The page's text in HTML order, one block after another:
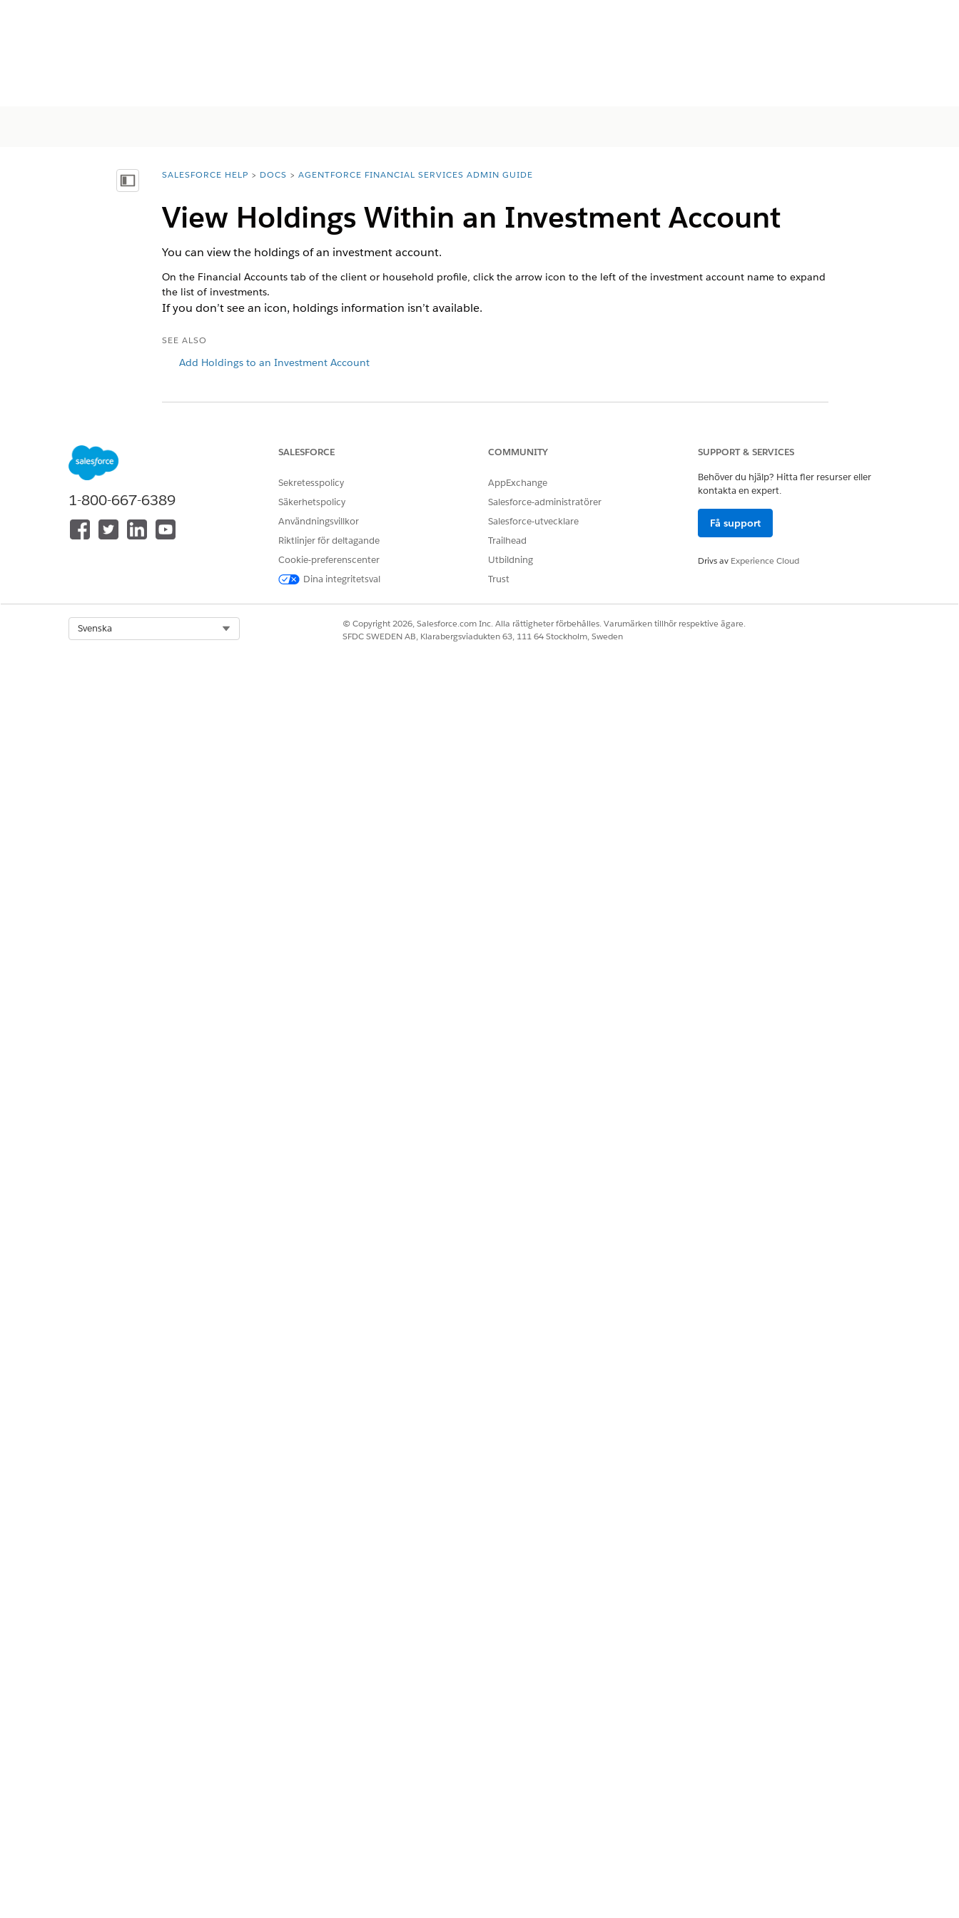
Visa innehållsförteckning
You are here:
SALESFORCE HELP DOCS AGENTFORCE FINANCIAL SERVICES ADMIN GUIDE
View Holdings Within an Investment Account
You can view the holdings of an investment account.
On the Financial Accounts tab of the client or household profile, click the arrow icon to the left of the investment account name to expand
the list of investments.
If you don’t see an icon, holdings information isn’t available.
SEE ALSO
Add Holdings to an Investment Account
1-800-667-6389
SALESFORCE
Sekretesspolicy
Säkerhetspolicy
Användningsvillkor
Riktlinjer för deltagande
Cookie-preferenscenter
Dina integritetsval
COMMUNITY
AppExchange
Salesforce-administratörer
Salesforce-utvecklare
Trailhead
Utbildning
Trust
SUPPORT & SERVICES
Behöver du hjälp? Hitta fler resurser eller
kontakta en expert.
Få support
Drivs av Experience Cloud
Svenska
© Copyright 2026, Salesforce.com Inc. Alla rättigheter förbehålles. Varumärken tillhör respektive ägare.
SFDC SWEDEN AB, Klarabergsviadukten 63, 111 64 Stockholm, Sweden